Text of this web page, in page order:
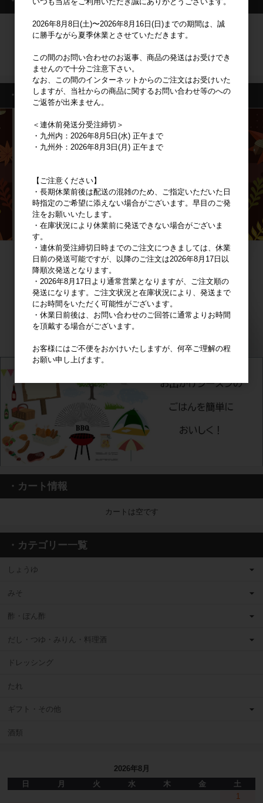
ログイン
新規会員登録
・特集一覧
・カート情報
カートは空です
・カテゴリー一覧
しょうゆ
みそ
酢・ぽん酢
だし・つゆ・みりん・料理酒
ドレッシング
たれ
ギフト・その他
酒類
2026年8月
日
月 火 水 木 金
土
1
2026年8月8日(土)〜2026年8月16日(日)までの期間は、誠
に勝手ながら夏季休業とさせていただきます。
この間のお問い合わせのお返事、商品の発送はお受けでき
ませんので十分ご注意下さい。
なお、この間のインターネットからのご注文はお受けいた
しますが、当社からの商品に関するお問い合わせ等のへの
ご返答が出来ません。
＜連休前発送分受注締切＞
・九州内：2026年8月5日(水) 正午まで
・九州外：2026年8月3日(月) 正午まで
【ご注意ください】
・長期休業前後は配送の混雑のため、ご指定いただいた日
時指定のご希望に添えない場合がございます。早目のご発
注をお願いいたします。
・在庫状況により休業前に発送できない場合がございま
す。
・連休前受注締切日時までのご注文につきましては、休業
日前の発送可能ですが、以降のご注文は2026年8月17日以
降順次発送となります。
・2026年8月17日より通常営業となりますが、ご注文順の
発送になります。ご注文状況と在庫状況により、発送まで
にお時間をいただく可能性がございます。
・休業日前後は、お問い合わせのご回答に通常よりお時間
を頂戴する場合がございます。
お客様にはご不便をおかけいたしますが、何卒ご理解の程
お願い申し上げます。